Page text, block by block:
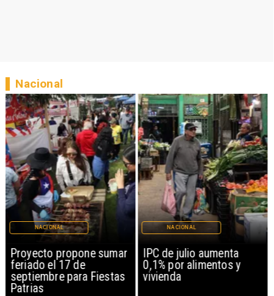
Proyecto propone sumar
feriado el 17 de
septiembre para Fiestas
Patrias
NACIONAL
IPC de julio aumenta
0,1% por alimentos y
vivienda
NACIONAL
Nacional